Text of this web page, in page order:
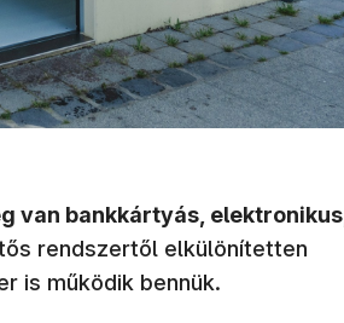
van bankkártyás, elektronikus,
rendszertől elkülönítetten
is működik bennük.